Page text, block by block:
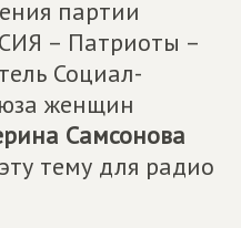
партии
– Патриоты –
Социал-
женщин
Самсонова
тему для радио